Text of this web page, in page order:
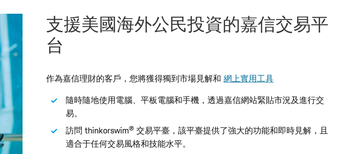
支援美國海外公民投資的嘉信交易平
台
作為嘉信理財的客戶，您將獲得獨到市場見解和 網上實用工具
隨時隨地使用電腦、平板電腦和手機，透過嘉信網站緊貼市況及進行交
易。
訪問 thinkorswim® 交易平臺，該平臺提供了強大的功能和即時見解，且
適合于任何交易風格和技能水平。